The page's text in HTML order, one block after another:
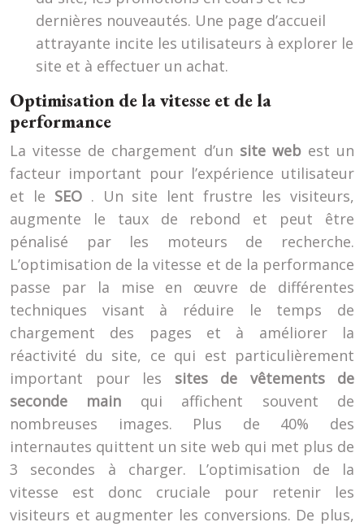
dernières nouveautés. Une page d’accueil
attrayante incite les utilisateurs à explorer le
site et à effectuer un achat.
Optimisation de la vitesse et de la
performance
La vitesse de chargement d’un site web est un
facteur important pour l’expérience utilisateur
et le SEO . Un site lent frustre les visiteurs,
augmente le taux de rebond et peut être
pénalisé par les moteurs de recherche.
L’optimisation de la vitesse et de la performance
passe par la mise en œuvre de différentes
techniques visant à réduire le temps de
chargement des pages et à améliorer la
réactivité du site, ce qui est particulièrement
important pour les sites de vêtements de
seconde main qui affichent souvent de
nombreuses images. Plus de 40% des
internautes quittent un site web qui met plus de
3 secondes à charger. L’optimisation de la
vitesse est donc cruciale pour retenir les
visiteurs et augmenter les conversions. De plus,